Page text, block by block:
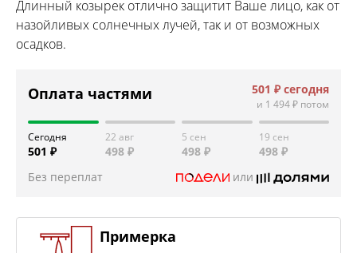
Длинный козырек отлично защитит Ваше лицо, как от
назойливых солнечных лучей, так и от возможных
осадков.
Оплата частями 501 ₽ сегодня
и 1 494 ₽ потом
Сегодня
501 ₽
22 авг
498 ₽
5 сен
498 ₽
19 сен
498 ₽
Без переплат
или
Примерка